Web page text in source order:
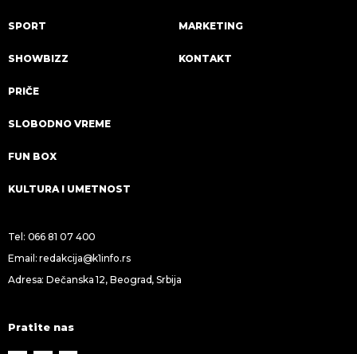
SPORT
SHOWBIZZ
PRIČE
SLOBODNO VREME
FUN BOX
KULTURA I UMETNOST
MARKETING
KONTAKT
Tel: 066 81 07 400
Email:redakcija@k1info.rs
Adresa: Dečanska 12, Beograd, Srbija
Pratite nas